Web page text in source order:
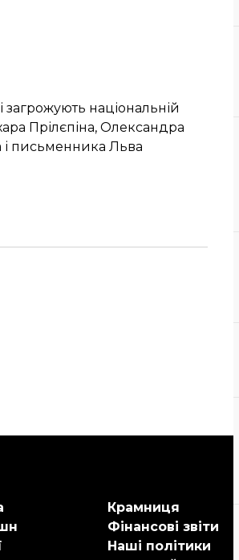
загрожують національній
Прілєпіна, Олександра
і письменника Льва
Крамниця
Фінансові звіти
Наші політики